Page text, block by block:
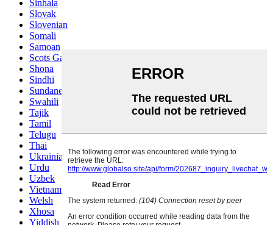
Sinhala
Slovak
Slovenian
Somali
Samoan
Scots Gaelic
Shona
Sindhi
Sundanese
Swahili
Tajik
Tamil
Telugu
Thai
Ukrainian
Urdu
Uzbek
Vietnamese
Welsh
Xhosa
Yiddish